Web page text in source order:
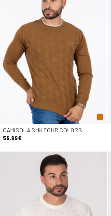
CAMISOLA SMK FOUR COLORS
59.99€